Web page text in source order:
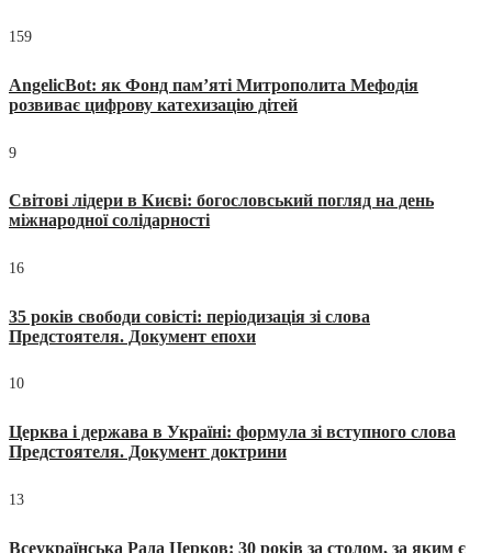
159
AngelicBot: як Фонд пам’яті Митрополита Мефодія
розвиває цифрову катехизацію дітей
9
Світові лідери в Києві: богословський погляд на день
міжнародної солідарності
16
35 років свободи совісті: періодизація зі слова
Предстоятеля. Документ епохи
10
Церква і держава в Україні: формула зі вступного слова
Предстоятеля. Документ доктрини
13
Всеукраїнська Рада Церков: 30 років за столом, за яким є